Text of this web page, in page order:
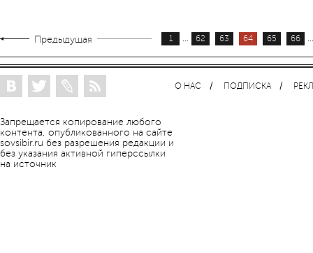
Предыдущая 1 ... 62 63 64 65 66 ...
Запрещается копирование любого
контента, опубликованного на сайте
sovsibir.ru без разрешения редакции и
без указания активной гиперссылки
на источник
О НАС ПОДПИСКА